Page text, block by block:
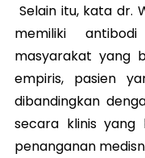
Selain itu, kata dr.
memiliki
masyarakat yang
empiris, pasien
dibandingkan
secara klinis yang
penanganan